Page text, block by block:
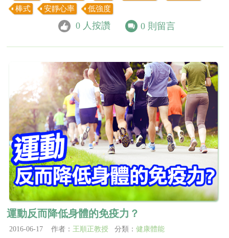
棒式
安靜心率 低強度
0 人按讚 0 則留言
運動反而降低身體的免疫力？
2016-06-17 作者： 王順正教授 分類： 健康體能